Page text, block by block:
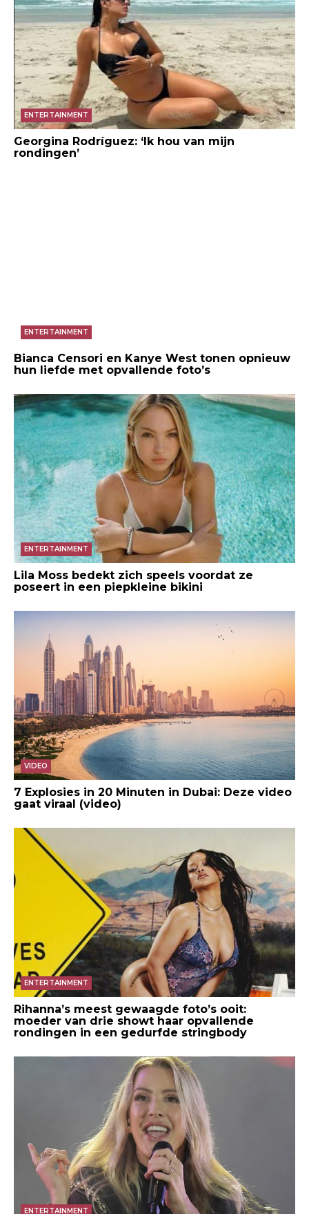
ENTERTAINMENT
Georgina Rodríguez: ‘Ik hou van mijn
rondingen’
ENTERTAINMENT
Bianca Censori en Kanye West tonen opnieuw
hun liefde met opvallende foto’s
ENTERTAINMENT
Lila Moss bedekt zich speels voordat ze
poseert in een piepkleine bikini
VIDEO
7 Explosies in 20 Minuten in Dubai: Deze video
gaat viraal (video)
ENTERTAINMENT
Rihanna’s meest gewaagde foto’s ooit:
moeder van drie showt haar opvallende
rondingen in een gedurfde stringbody
ENTERTAINMENT